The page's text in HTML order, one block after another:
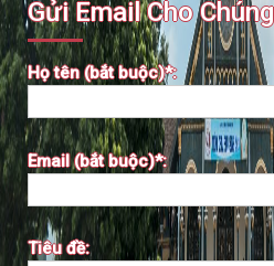
Gửi Email Cho
Họ tên (bắt buộc)*:
Email (bắt buộc)*:
Tiêu đề: